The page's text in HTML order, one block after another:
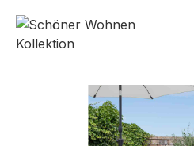
Bildergalerie überspringen